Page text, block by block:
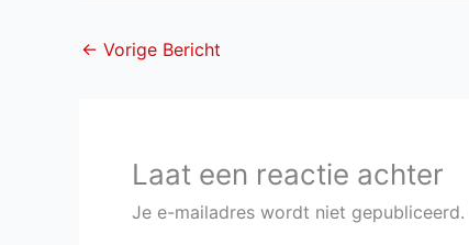
← Vorige Bericht
Laat een reactie achter
Je e-mailadres wordt niet gepubliceerd.